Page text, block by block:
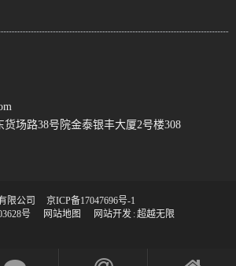
场路38号院金泰银丰大厦2号楼308
限公司
京ICP备17047696号-1
号
网站地图 网站开发 :超越无限